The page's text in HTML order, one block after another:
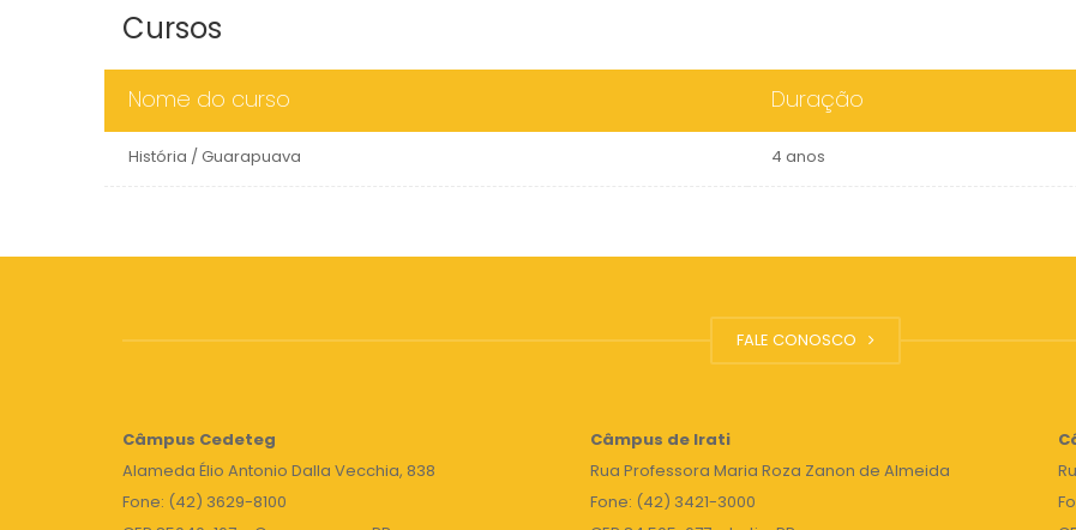
Cursos
Nome do curso Duração
História / Guarapuava 4 anos
FALE CONOSCO
Câmpus Cedeteg
Alameda Élio Antonio Dalla Vecchia, 838
Fone: (42) 3629-8100
Câmpus de Irati
Rua Professora Maria Roza Zanon de Almeida
Fone: (42) 3421-3000